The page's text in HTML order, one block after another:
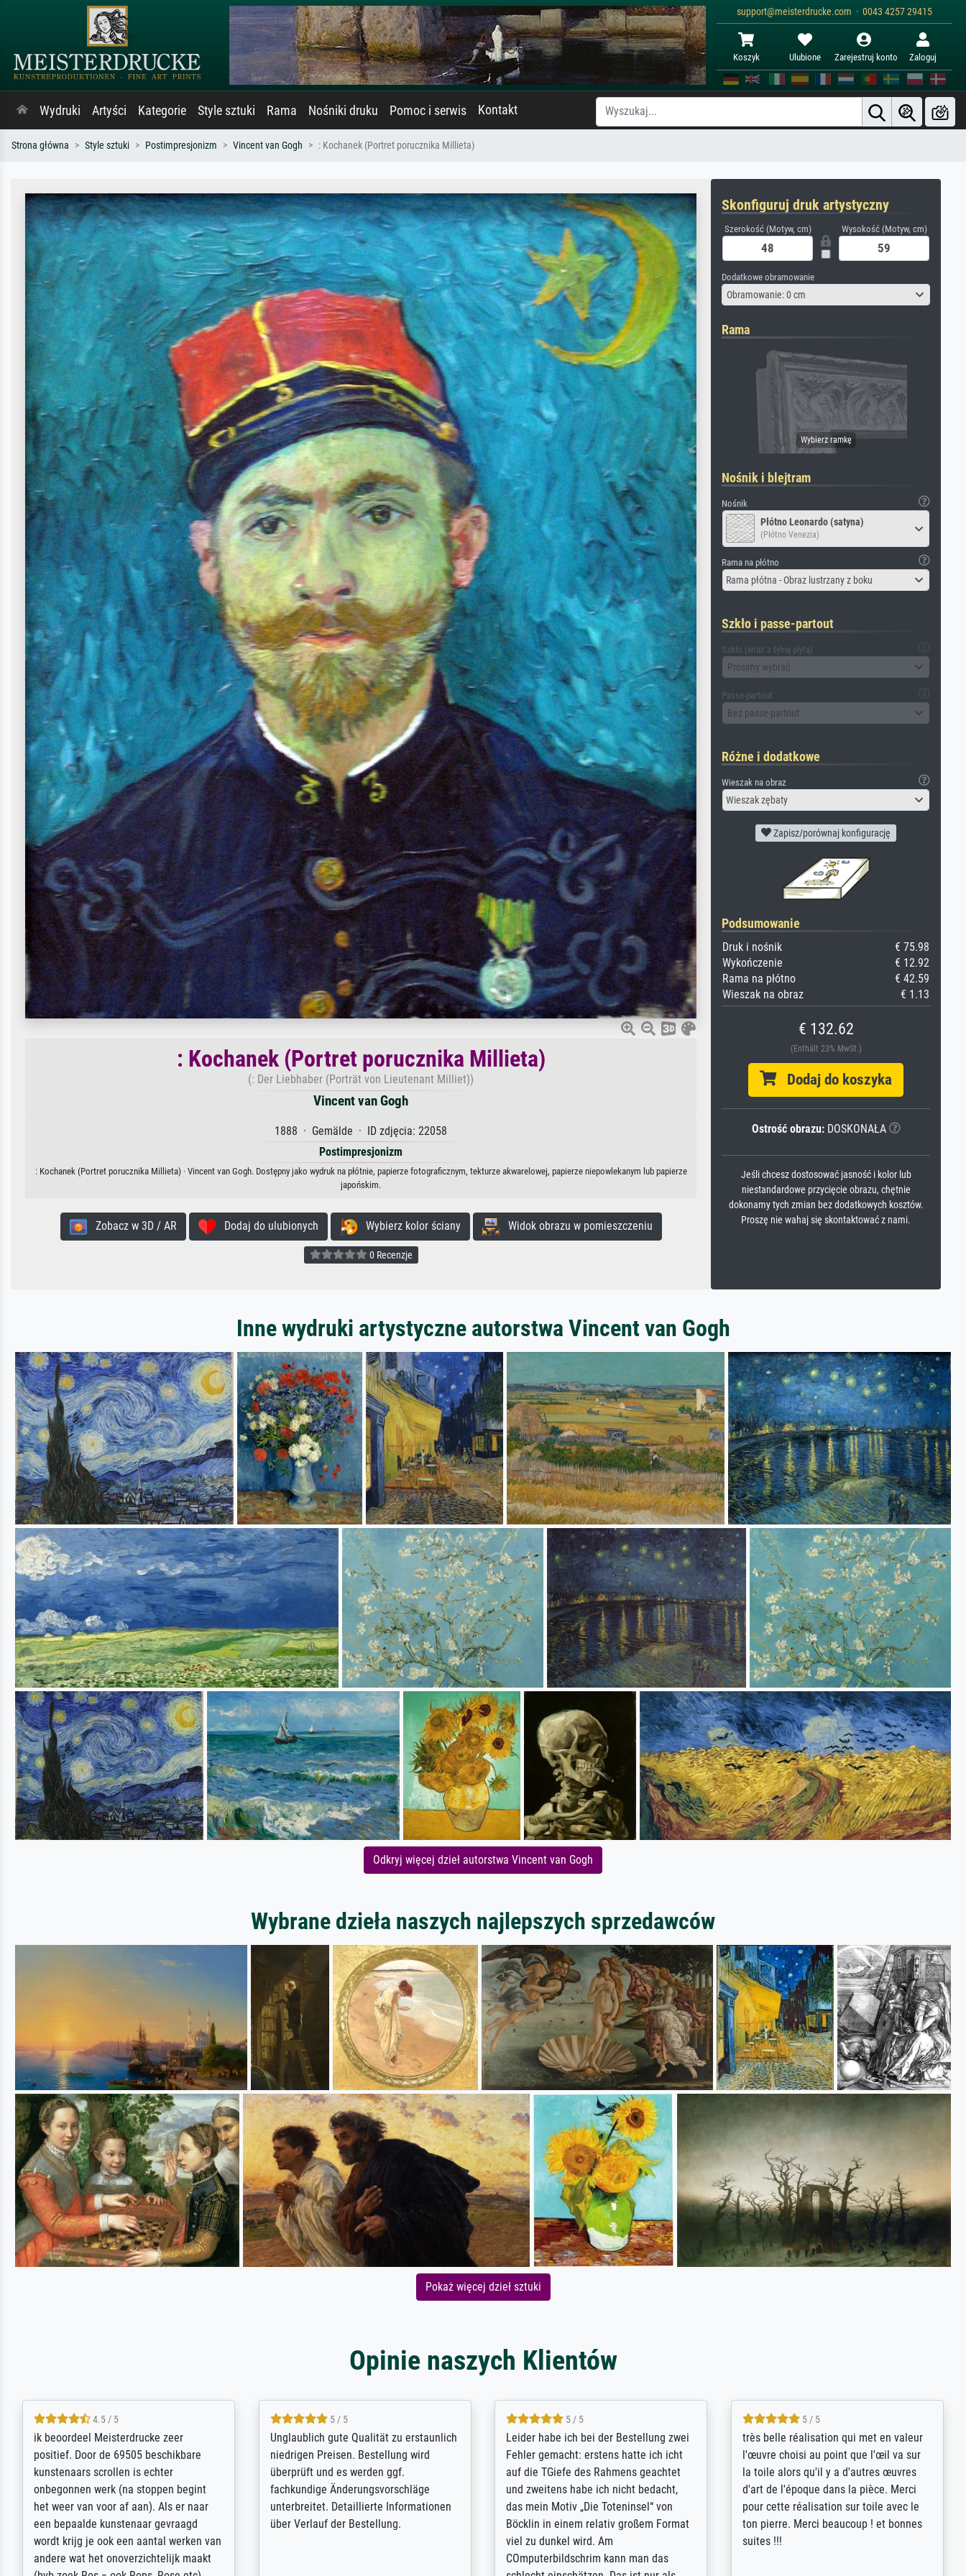
support@meisterdrucke.com · 0043 4257 29415
Koszyk Ulubione Zarejestruj konto Zaloguj
Wydruki Artyści Kategorie Style sztuki Rama Nośniki druku Pomoc i serwis Kontakt
Strona główna Style sztuki Postimpresjonizm Vincent van Gogh : Kochanek (Portret porucznika Millieta)
: Kochanek (Portret porucznika Millieta)
(: Der Liebhaber (Porträt von Lieutenant Milliet))
Vincent van Gogh
1888 · Gemälde · ID zdjęcia: 22058
Postimpresjonizm
: Kochanek (Portret porucznika Millieta) · Vincent van Gogh. Dostępny jako wydruk na płótnie, papierze fotograficznym, tekturze akwarelowej, papierze niepowlekanym lub papierze
japońskim.
Zobacz w 3D / AR Dodaj do ulubionych Wybierz kolor ściany Widok obrazu w pomieszczeniu
0 Recenzje
Skonfiguruj druk artystyczny
Szerokość (Motyw, cm) Wysokość (Motyw, cm)
Dodatkowe obramowanie
Obramowanie: 0 cm
Rama
Nośnik i blejtram
Nośnik
Płótno Leonardo (satyna)
(Płótno Venezia)
Rama na płótno
Rama płótna - Obraz lustrzany z boku
Szkło i passe-partout
Szkło (wraz z tylną płytą)
Prosimy wybrać
Passe-partout
Bez passe-partout
Różne i dodatkowe
Wieszak na obraz
Wieszak zębaty
Zapisz/porównaj konfigurację
Podsumowanie
Druk i nośnik
€ 75.98
Wykończenie
€ 12.92
Rama na płótno
€ 42.59
Wieszak na obraz
€ 1.13
€ 132.62
(Enthält 23% MwSt.)
Dodaj do koszyka
Ostrość obrazu:DOSKONAŁA
Jeśli chcesz dostosować jasność i kolor lub
niestandardowe przycięcie obrazu, chętnie
dokonamy tych zmian bez dodatkowych kosztów.
Proszę nie wahaj się skontaktować z nami.
Inne wydruki artystyczne autorstwa Vincent van Gogh
Odkryj więcej dzieł autorstwa Vincent van Gogh
Wybrane dzieła naszych najlepszych sprzedawców
Pokaż więcej dzieł sztuki
Opinie naszych Klientów
5 / 5
Die Zufriedenheit ist auch nicht dadurch
getrübt, dass das Bild entgegen einer
angegebenen Lieferanschrift (sollte
eine Überraschung für die normannische
Ehefrau sein zum Hochzeits- gleichzeitig
auch Geburtstag sein) doch nach zu
Hause zugestellt wurde.
5 / 5
Excellent / Highly recommended. The
selection, ordering and payment process
were easy, shipping was efficient and
the item itself exceeds expectations. I
am based in the UK and found the site
searching for a specific print - I am very
5 / 5
The team at Meisterdrucke strives to
meet its clients demands, and provides
expert advice on how to obtain the best
results for the prints requested by the
client. The company has a vast
repertoire of prints to choose from, and
will provide excellent service also with
regards to prints which are not in that
5 / 5
eine große Auswahl an Bildern und
deren Reproduktionsmöglichkeiten;
wurde sehr gut durch die einzelnen
Bestellkriterien geführt, verständliche
Erklärungen, z.B. mit Bilddarstellungen,
werde auf jeden Fall meine guten
Erfahrungen weitergeben.